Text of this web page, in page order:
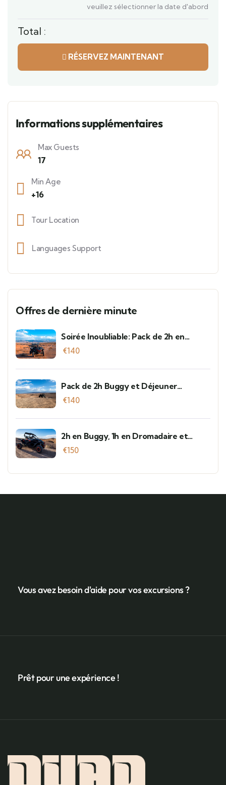
veuillez sélectionner la date d'abord
Total :
RÉSERVEZ MAINTENANT
Informations supplémentaires
Max Guests
17
Min Age
+16
Tour Location
Languages Support
Offres de dernière minute
Soirée Inoubliable: Pack de 2h en
Buggy et Dîner Spectacle à Agafay
€140
Pack de 2h Buggy et Déjeuner
Traditionnel à Agafay
€140
2h en Buggy, 1h en Dromadaire et
Dîner Spectacle à Agafay
€150
Vous avez besoin d'aide pour vos excursions ?
Prêt pour une expérience !